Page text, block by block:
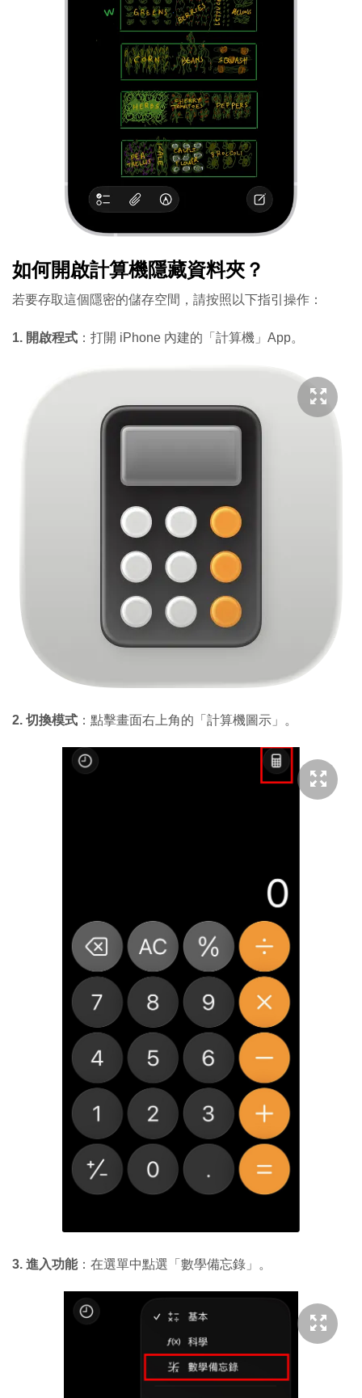
如何開啟計算機隱藏資料夾？
若要存取這個隱密的儲存空間，請按照以下指引操作：
1. 開啟程式 ：打開 iPhone 內建的「計算機」App。
2. 切換模式 ：點擊畫面右上角的「計算機圖示」。
3. 進入功能：在選單中點選「數學備忘錄」。